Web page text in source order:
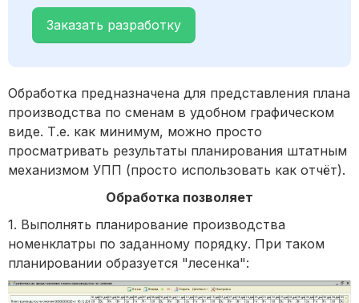
Заказать разработку
Обработка предназначена для представления плана
производства по сменам в удобном графическом
виде. Т.е. как минимум, можно просто
просматривать результаты планирования штатным
механизмом УПП (просто использовать как отчёт).
Обработка позволяет
1. Выполнять планирование производства
номенклатры по заданному порядку. При таком
планировании образуется "лесенка":